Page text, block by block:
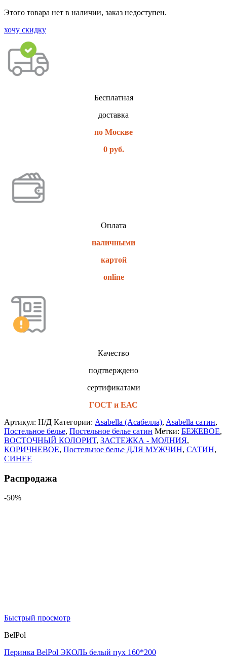
Этого товара нет в наличии, заказ недоступен.
хочу скидку
Бесплатная
доставка
по Москве
0 руб.
Оплата
наличными
картой
online
Качество
подтверждено
сертификатами
ГОСТ и ЕАС
Артикул: Н/Д Категории: Asabella (Асабелла), Asabella сатин,
Постельное белье, Постельное белье сатин Метки: БЕЖЕВОЕ,
ВОСТОЧНЫЙ КОЛОРИТ, ЗАСТЕЖКА - МОЛНИЯ,
КОРИЧНЕВОЕ, Постельное белье ДЛЯ МУЖЧИН, САТИН,
СИНЕЕ
Распродажа
-50%
Быстрый просмотр
BelPol
Перинка BelPol ЭКОЛЬ белый пух 160*200